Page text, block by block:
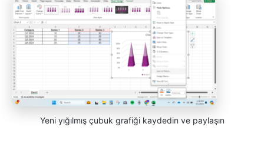
Yeni yığılmış çubuk grafiği kaydedin ve paylaşın